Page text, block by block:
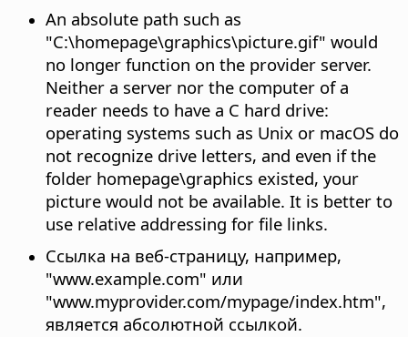
An absolute path such as
"C:\homepage\graphics\picture.gif" would
no longer function on the provider server.
Neither a server nor the computer of a
reader needs to have a C hard drive:
operating systems such as Unix or macOS do
not recognize drive letters, and even if the
folder homepage\graphics existed, your
picture would not be available. It is better to
use relative addressing for file links.
Ссылка на веб-страницу, например,
"www.example.com" или
"www.myprovider.com/mypage/index.htm",
является абсолютной ссылкой.